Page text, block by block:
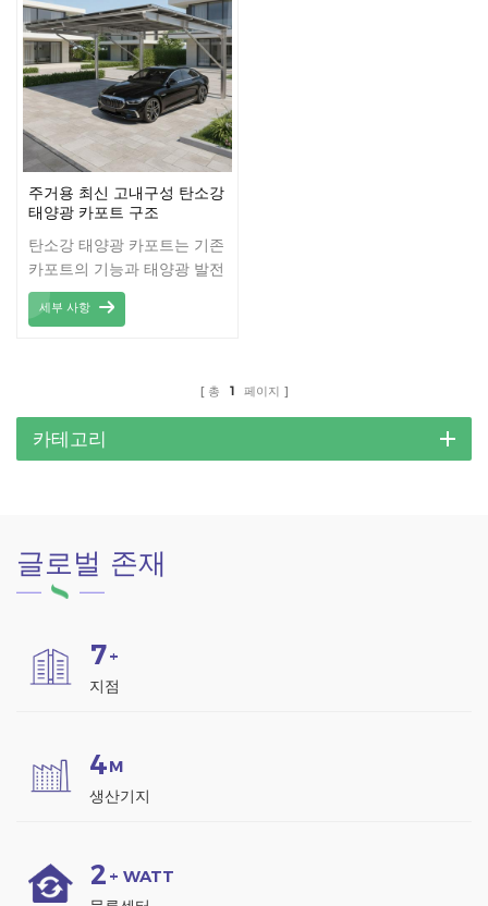
안정적인 사용을 보장합니다.
효율적인 구조 설계로 태양광
패널을 효과적으로 지지하여
에너지 생산량을 극대화하는
동시에 차량을 안전하게 보호
합니다. 모던한 디자인은 주
거 공간과 상업 공간의 전체
적인 미관을 향상시켜 지속
가능한 에너지 솔루션을 일상
생활에 접목하고자 하는 분들
에게 이상적인 선택입니다.
설치 및 유지 관리가 간편한
이 카포트는 기능성과 지속
가능성을 완벽하게 조화시킨
주거용 최신 고내구성 탄소강
태양광 카포트 구조
탄소강 태양광 카포트는 기존
카포트의 기능과 태양광 발전
의 이점을 결합한 견고하고
비용 효율적인 솔루션입니다.
너지를 생산하면서 그늘진 주
차 공간을 제공하도록 설계되
었습니다.
세부 사항
총 1 페이지
카테고리
글로벌 존재
7+
지점
4M
생산기지
2 + WATT